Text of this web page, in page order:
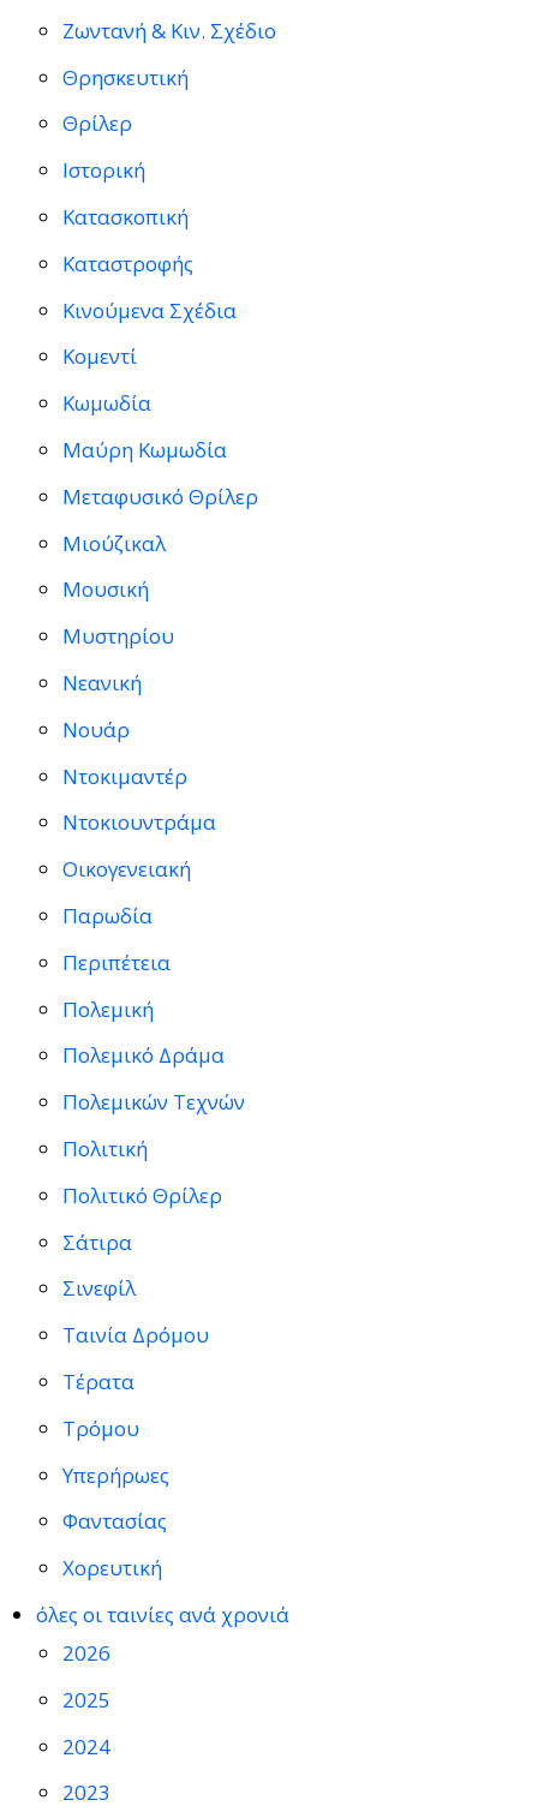
Ζωντανή & Κιν. Σχέδιο
Θρησκευτική
Θρίλερ
Ιστορική
Κατασκοπική
Καταστροφής
Κινούμενα Σχέδια
Κομεντί
Κωμωδία
Μαύρη Κωμωδία
Μεταφυσικό Θρίλερ
Μιούζικαλ
Μουσική
Μυστηρίου
Νεανική
Νουάρ
Ντοκιμαντέρ
Ντοκιουντράμα
Οικογενειακή
Παρωδία
Περιπέτεια
Πολεμική
Πολεμικό Δράμα
Πολεμικών Τεχνών
Πολιτική
Πολιτικό Θρίλερ
Σάτιρα
Σινεφίλ
Ταινία Δρόμου
Τέρατα
Τρόμου
Υπερήρωες
Φαντασίας
Χορευτική
όλες οι ταινίες ανά χρονιά
2026
2025
2024
2023